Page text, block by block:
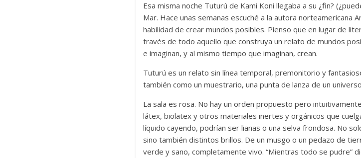
Esa misma noche Tuturú de Kami Koni llegaba a su ¿fin?
Mar. Hace unas semanas escuché a la autora norteamericana
habilidad de crear mundos posibles. Pienso que en lugar de
través de todo aquello que construya un relato de mundos
e imaginan, y al mismo tiempo que imaginan, crean.
Tuturú es un relato sin línea temporal, premonitorio y
también como un muestrario, una punta de lanza de un
La sala es rosa. No hay un orden propuesto pero
látex, biolatex y otros materiales inertes y orgánicos que
líquido cayendo, podrían ser lianas o una selva frondosa. No
sino también distintos brillos. De un musgo o un pedazo de
verde y sano, completamente vivo. “Mientras todo se pudre”